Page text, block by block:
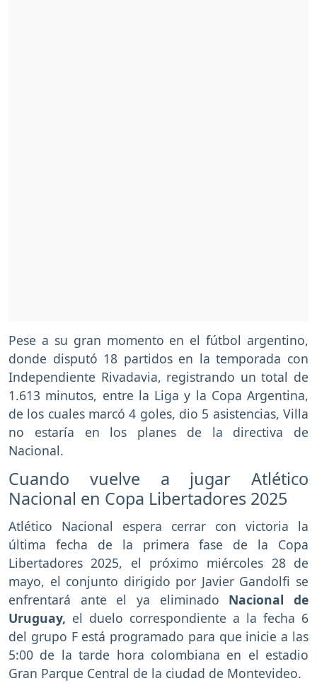
Pese a su gran momento en el fútbol argentino,
donde disputó 18 partidos en la temporada con
Independiente Rivadavia, registrando un total de
1.613 minutos, entre la Liga y la Copa Argentina,
de los cuales marcó 4 goles, dio 5 asistencias, Villa
no estaría en los planes de la directiva de
Nacional.
Cuando vuelve a jugar Atlético
Nacional en Copa Libertadores 2025
Atlético Nacional espera cerrar con victoria la
última fecha de la primera fase de la Copa
Libertadores 2025, el próximo miércoles 28 de
mayo, el conjunto dirigido por Javier Gandolfi se
enfrentará ante el ya eliminado Nacional de
Uruguay, el duelo correspondiente a la fecha 6
del grupo F está programado para que inicie a las
5:00 de la tarde hora colombiana en el estadio
Gran Parque Central de la ciudad de Montevideo.